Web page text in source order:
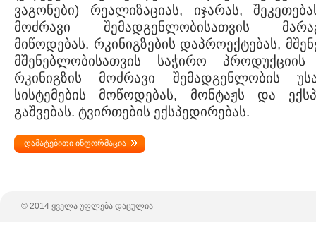
ვაგონები) რეალიზაციას, იჯარას,
მოძრავი შემადგენლობისათვის
მიწოდებას. რკინიგზების დაპროექტებას,
მშენებლობისათვის საჭირო პროდუქციის
რკინიგზის მოძრავი შემადგენლობის
სისტემების მოწოდებას, მონტაჟს და
გაშვებას. ტვირთების ექსპედირებას.
დამატებითი ინფორმაცია
© 2014 ყველა უფლება დაცულია